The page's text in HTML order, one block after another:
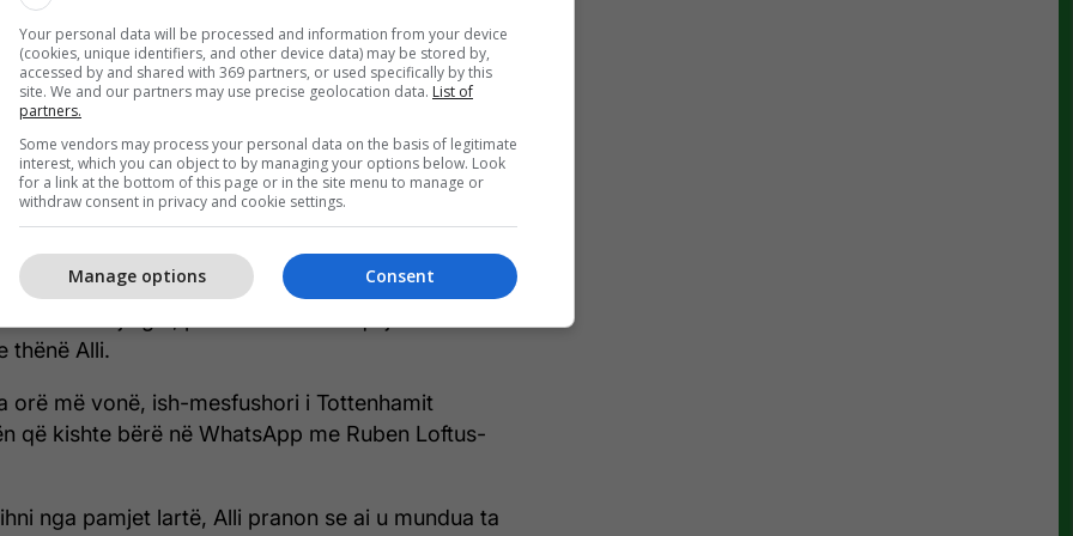
pas një rishikimi të aksionit në VAR e ndryshoi
pas vëmendjen e mori Kyle Walker, i cili u duk
tregonte mëshirë ndaj Allit.
dielës, Alli reagoi pas kartonit të kuq ndaj Milanit
në rrjetin e tij social Instagram.
tim në një mënyrë pas këtyre dy viteve,
ishte me një gol, por ndihem mirë që jam
thënë Alli.
orë më vonë, ish-mesfushori i Tottenhamit
që kishte bërë në WhatsApp me Ruben Loftus-
nga pamjet lartë, Alli pranon se ai u mundua ta
Your personal data will be processed and information from your device
(cookies, unique identifiers, and other device data) may be stored by,
accessed by and shared with 369 partners, or used specifically by this
site. We and our partners may use precise geolocation data. List of
partners.
Some vendors may process your personal data on the basis of legitimate
interest, which you can object to by managing your options below. Look
for a link at the bottom of this page or in the site menu to manage or
withdraw consent in privacy and cookie settings.
Consent
Manage options